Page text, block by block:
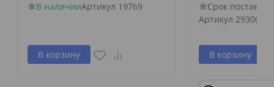
В наличииАртикул 19769
В корзину
Срок поставки
Артикул 29300
В корзину